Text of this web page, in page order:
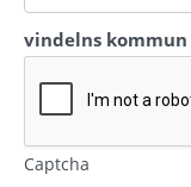
vindelns kommun
Captcha